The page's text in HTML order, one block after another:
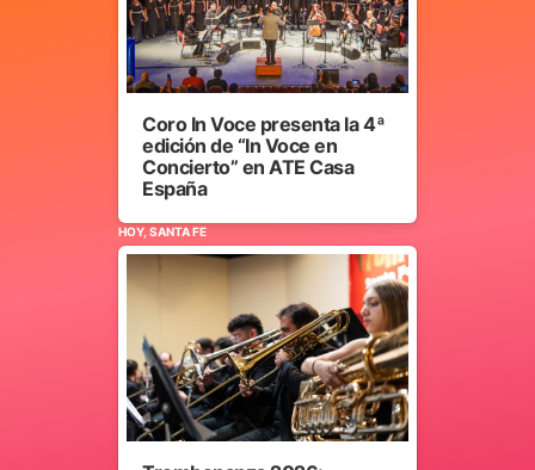
Coro In Voce presenta la 4ª
edición de “In Voce en
Concierto” en ATE Casa
España
HOY, SANTA FE